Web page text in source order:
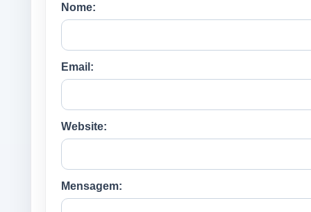
Nome:
Email:
Website:
Mensagem: